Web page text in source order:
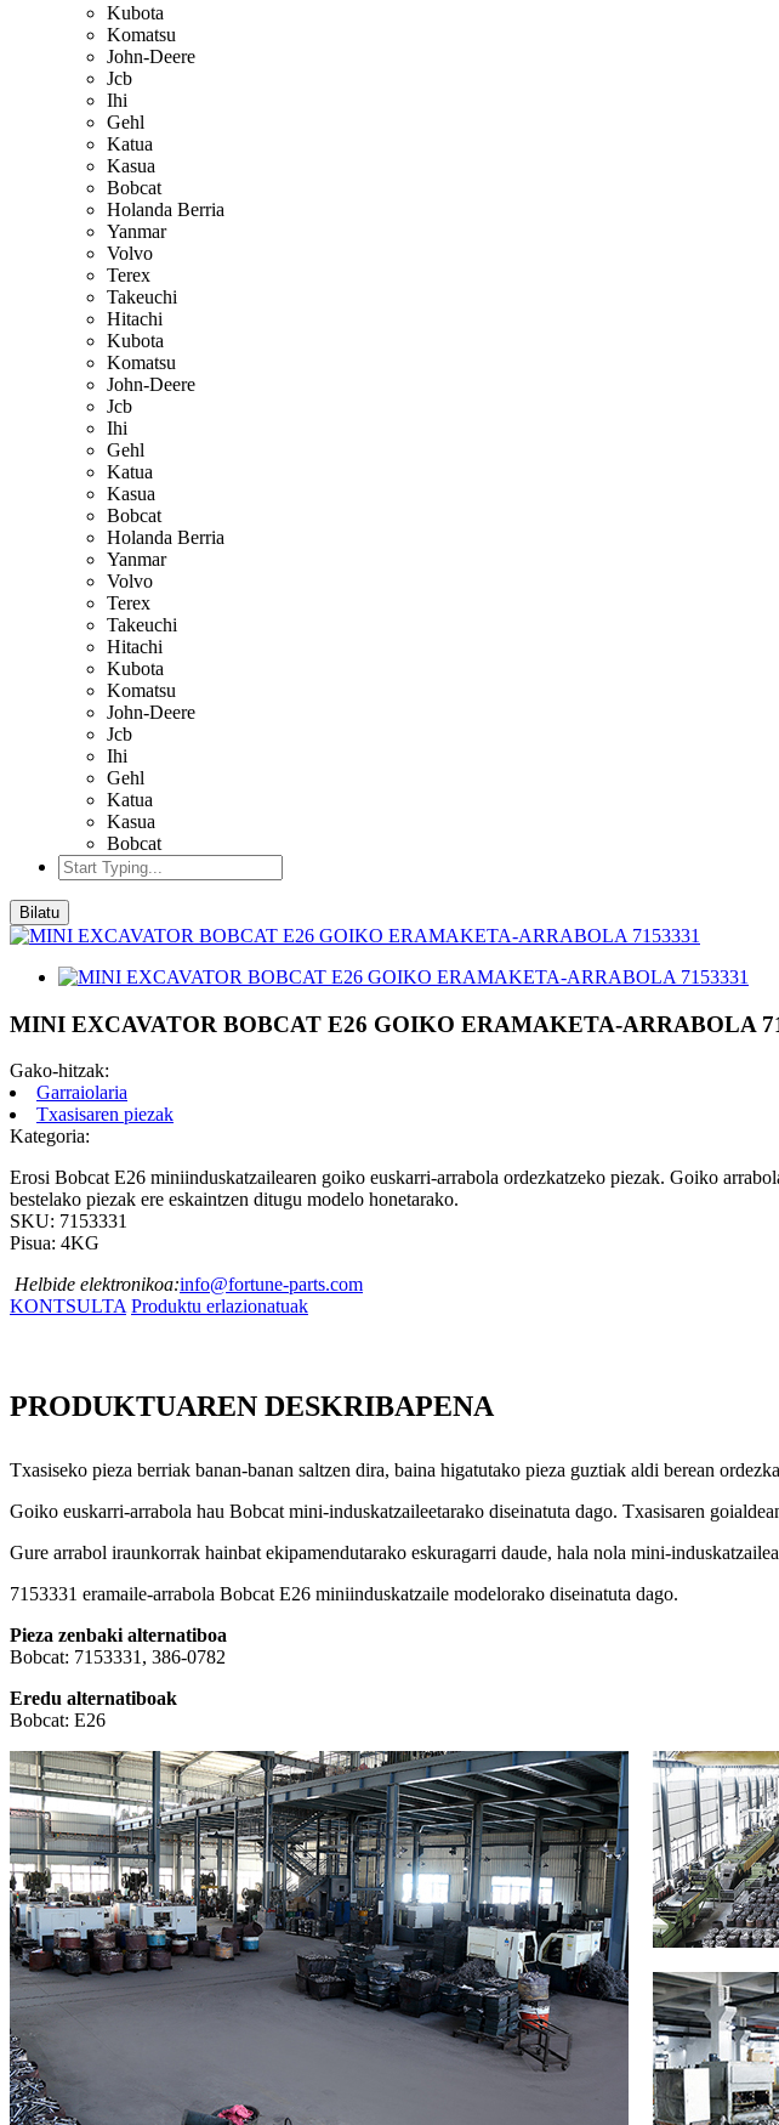
Kubota
Komatsu
John-Deere
Jcb
Ihi
Gehl
Katua
Kasua
Bobcat
Holanda Berria
Yanmar
Volvo
Terex
Takeuchi
Hitachi
Kubota
Komatsu
John-Deere
Jcb
Ihi
Gehl
Katua
Kasua
Bobcat
Holanda Berria
Yanmar
Volvo
Terex
Takeuchi
Hitachi
Kubota
Komatsu
John-Deere
Jcb
Ihi
Gehl
Katua
Kasua
Bobcat
Bilatu
MINI EXCAVATOR BOBCAT E26 GOIKO ERAMAKETA-ARRABOLA
Gako-hitzak:
Garraiolaria
Txasisaren piezak
Kategoria:
Erosi Bobcat E26 miniinduskatzailearen goiko euskarri-arrabola ordezkatzeko piezak. Goiko
bestelako piezak ere eskaintzen ditugu modelo honetarako.
SKU: 7153331
Pisua: 4KG
Helbide elektronikoa:info@fortune-parts.com
KONTSULTA Produktu erlazionatuak
PRODUKTUAREN DESKRIBAPENA
Txasiseko pieza berriak banan-banan saltzen dira, baina higatutako pieza guztiak aldi berean
Goiko euskarri-arrabola hau Bobcat mini-induskatzaileetarako diseinatuta dago. Txasisaren
Gure arrabol iraunkorrak hainbat ekipamendutarako eskuragarri daude, hala nola mini-
7153331 eramaile-arrabola Bobcat E26 miniinduskatzaile modelorako diseinatuta dago.
Pieza zenbaki alternatiboa
Bobcat: 7153331, 386-0782
Eredu alternatiboak
Bobcat: E26